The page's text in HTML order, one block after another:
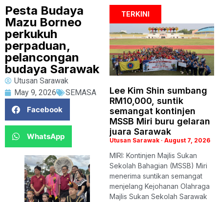
Pesta Budaya
Mazu Borneo
perkukuh
perpaduan,
pelancongan
budaya Sarawak
Utusan Sarawak
May 9, 2026
SEMASA
Facebook
WhatsApp
TERKINI
Lee Kim Shin sumbang
RM10,000, suntik
semangat kontinjen
MSSB Miri buru gelaran
juara Sarawak
Utusan Sarawak August 7, 2026
MIRI: Kontinjen Majlis Sukan
Sekolah Bahagian (MSSB) Miri
menerima suntikan semangat
menjelang Kejohanan Olahraga
Majlis Sukan Sekolah Sarawak